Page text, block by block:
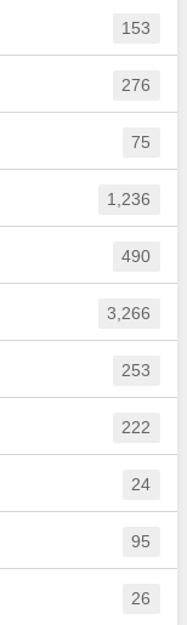
153
276
75
1,236
490
3,266
253
222
24
95
26